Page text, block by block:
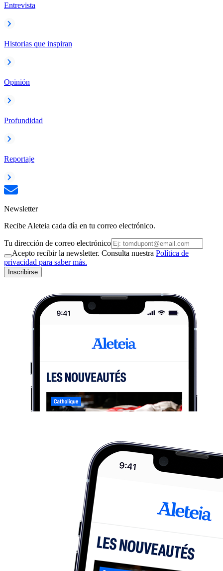
Entrevista
Historias que inspiran
Opinión
Profundidad
Reportaje
Newsletter
Recibe Aleteia cada día en tu correo electrónico.
Tu dirección de correo electrónico
Acepto recibir la newsletter. Consulta nuestra Política de
privacidad para saber más.
Inscribirse